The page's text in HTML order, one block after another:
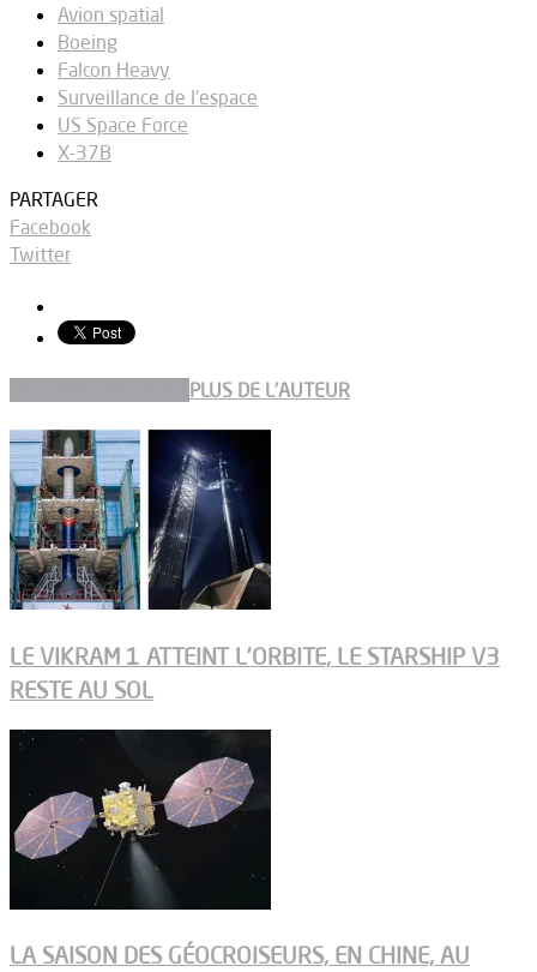
Avion spatial
Boeing
Falcon Heavy
Surveillance de l'espace
US Space Force
X-37B
PARTAGER
Facebook
Twitter
PLUS DE L'AUTEUR
LE VIKRAM 1 ATTEINT L’ORBITE, LE STARSHIP V3
RESTE AU SOL
LA SAISON DES GÉOCROISEURS, EN CHINE, AU